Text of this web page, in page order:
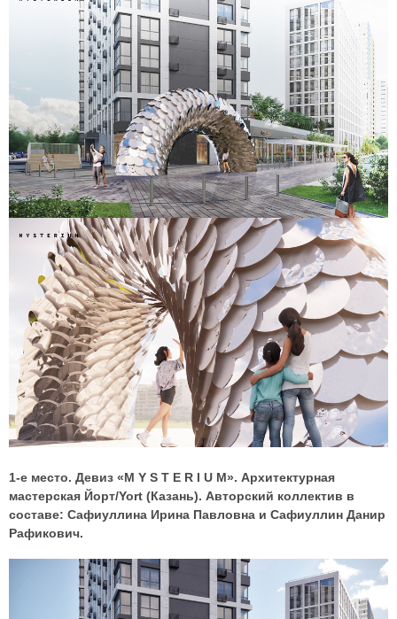
1-е место. Девиз «M Y S T E R I U M». Архитектурная
мастерская Йорт/Yort (Казань). Авторский коллектив в
составе: Сафиуллина Ирина Павловна и Сафиуллин Данир
Рафикович.